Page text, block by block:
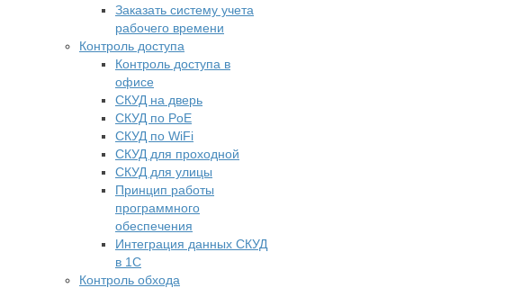
Заказать систему учета
рабочего времени
Контроль доступа
Контроль доступа в
офисе
СКУД на дверь
СКУД по PoE
СКУД по WiFi
СКУД для проходной
СКУД для улицы
Принцип работы
программного
обеспечения
Интеграция данных СКУД
в 1С
Контроль обхода